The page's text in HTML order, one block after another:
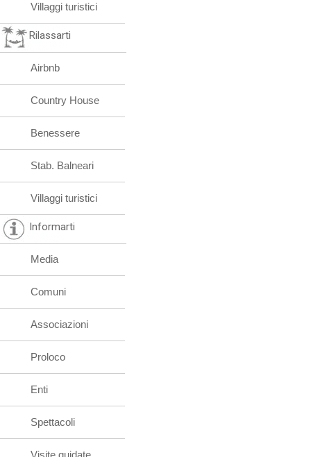
Villaggi turistici
Rilassarti
Airbnb
Country House
Benessere
Stab. Balneari
Villaggi turistici
Informarti
Media
Comuni
Associazioni
Proloco
Enti
Spettacoli
Visite guidate